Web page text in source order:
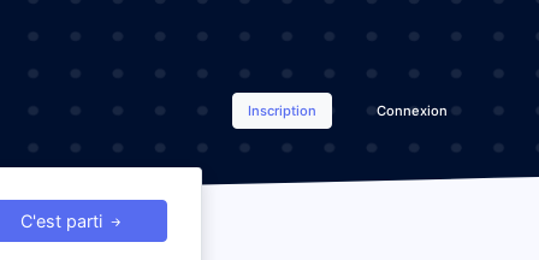
Inscription Connexion
C'est parti